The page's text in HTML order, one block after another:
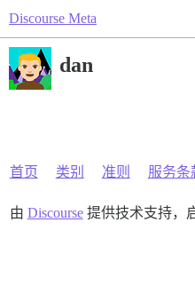
Discourse Meta
dan
首页 类别 准则 服务条
由 Discourse提供技术支持，